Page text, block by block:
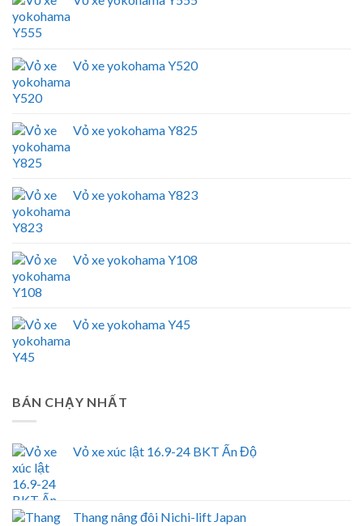
Vỏ xe yokohama Y520
Vỏ xe yokohama Y825
Vỏ xe yokohama Y823
Vỏ xe yokohama Y108
Vỏ xe yokohama Y45
BÁN CHẠY NHẤT
Vỏ xe xúc lật 16.9-24 BKT Ấn Độ
Thang nâng đôi Nichi-lift Japan